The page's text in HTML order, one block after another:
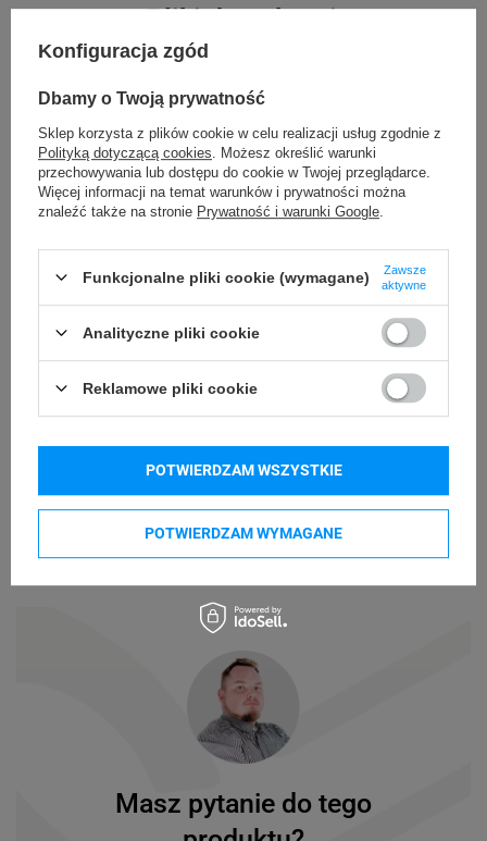
Pliki do pobrania
Kupowane razem
Masz pytanie do tego
Konfiguracja zgód
Dbamy o Twoją prywatność
Sklep korzysta z plików cookie w celu realizacji usług zgodnie z
Polityką dotyczącą cookies . Możesz określić warunki
przechowywania lub dostępu do cookie w Twojej przeglądarce.
Więcej informacji na temat warunków i prywatności można
znaleźć także na stronie Prywatność i warunki Google
Funkcjonalne pliki cookie (wymagane)
Zawsze
aktywne
Analityczne pliki cookie
Reklamowe pliki cookie
POTWIERDZAM WYMAGANE
POTWIERDZAM WSZYSTKIE